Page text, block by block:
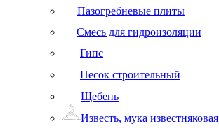
Пазогребневые плиты
Смесь для гидроизоляции
Гипс
Песок строительный
Щебень
Известь, мука известняковая